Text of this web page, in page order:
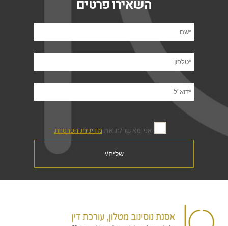
השאירו פרטים
אני מאשר/ת אתמדיניות הפרטיות